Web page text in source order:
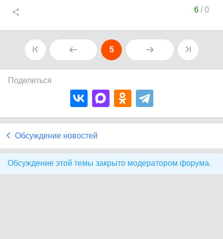
6/0
5
Поделиться
Обсуждение новостей
Обсуждение этой темы закрыто модератором форума.